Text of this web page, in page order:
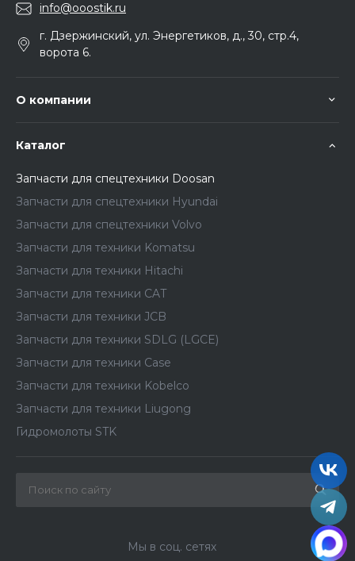
info@ooostik.ru
г. Дзержинский, ул. Энергетиков, д., 30, стр.4,
ворота 6.
О компании
Каталог
Запчасти для спецтехники Doosan
Запчасти для спецтехники Hyundai
Запчасти для спецтехники Volvo
Запчасти для техники Komatsu
Запчасти для техники Hitachi
Запчасти для техники CAT
Запчасти для техники JCB
Запчасти для техники SDLG (LGCE)
Запчасти для техники Case
Запчасти для техники Kobelco
Запчасти для техники Liugong
Гидромолоты STK
Мы в соц. сетях